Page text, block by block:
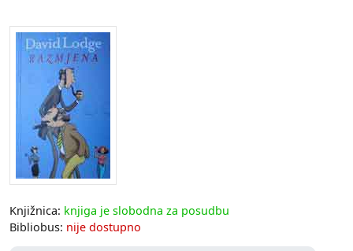
Knjižnica: knjiga je slobodna za posudbu
Bibliobus: nije dostupno